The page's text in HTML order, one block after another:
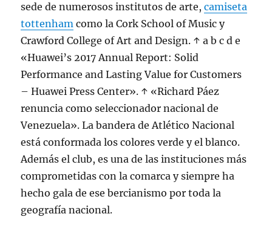
sede de numerosos institutos de arte,camiseta
tottenham como la Cork School of Music y
Crawford College of Art and Design. ↑ a b c d e
«Huawei’s 2017 Annual Report: Solid
Performance and Lasting Value for Customers
– Huawei Press Center». ↑ «Richard Páez
renuncia como seleccionador nacional de
Venezuela». La bandera de Atlético Nacional
está conformada los colores verde y el blanco.
Además el club, es una de las instituciones más
comprometidas con la comarca y siempre ha
hecho gala de ese bercianismo por toda la
geografía nacional.